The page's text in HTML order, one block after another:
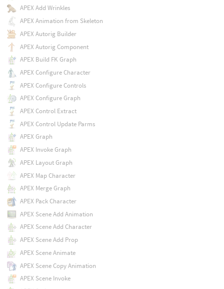
APEX Add Wrinkles
APEX Animation from Skeleton
APEX Autorig Builder
APEX Autorig Component
APEX Build FK Graph
APEX Configure Character
APEX Configure Controls
APEX Configure Graph
APEX Control Extract
APEX Control Update Parms
APEX Graph
APEX Invoke Graph
APEX Layout Graph
APEX Map Character
APEX Merge Graph
APEX Pack Character
APEX Scene Add Animation
APEX Scene Add Character
APEX Scene Add Prop
APEX Scene Animate
APEX Scene Copy Animation
APEX Scene Invoke